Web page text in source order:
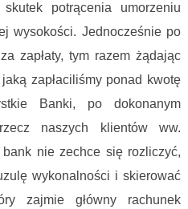
potrącenia umorzeniu
wysokości. Jednocześnie po
zapłaty, tym razem żądając
jaką zapłaciliśmy ponad kwotę
Banki, po dokonanym
naszych klientów ww.
nie zechce się rozliczyć,
wykonalności i skierować
zajmie główny rachunek